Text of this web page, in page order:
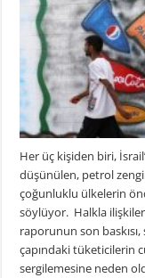
Her üç kişiden biri,
düşünülen, petrol
çoğunluklu ülkelerin
söylüyor. Halkla ilişkiler
raporunun son
çapındaki tüketicilerin
sergilemesine neden